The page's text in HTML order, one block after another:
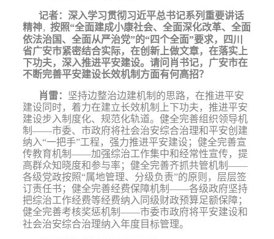
记者： 深入学习贯彻习近平总书记系列重要讲话
精神， 按照“全面建成小康社会、全面深化改革、全面
依法治国、全面从严治党”的“四个全面”要求，四川
省广安市紧密结合实际，在创新上做文章，在落实上
下功夫，深入推进平安建设。请问肖书记，广安市在
不断完善平安建设长效机制方面有何高招？
肖雷： 坚持边整治边建机制的思路，在推进平安
建设同时，着力在建立长效机制上下功夫，推进平安
建设步入制度化、规范化轨道。健全完善组织领导机
制——市委、市政府将社会治安综合治理和平安创建
纳入“一把手”工程，强力推进平安建设；健全完善宣
传教育机制——加强综治工作集中和经常性宣传，提
高群众知晓度和参与率；健全完善齐抓共管机制——
各级党政按照“属地管理、分级负责”的原则，层层签
订责任书；健全完善经费保障机制——各级政府坚持
把综治工作经费等经费纳入同级财政预算足额保障；
健全完善考核奖惩机制——市委市政府将平安建设和
社会治安综合治理纳入年度目标管理。